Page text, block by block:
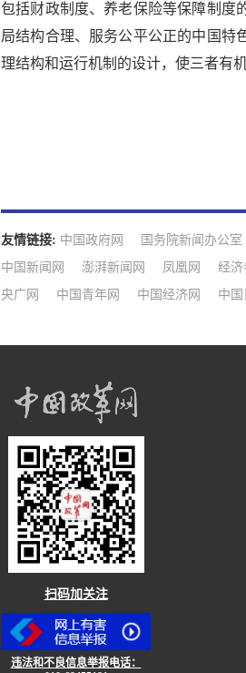
包括财政制度、养老保险等保障制度
局结构合理、服务公平公正的中国特
理结构和运行机制的设计，使三者有
友情链接: 中国政府网 国务院新闻办公室
中国新闻网
澎湃新闻网 凤凰网 经济
央广网
中国青年网 中国经济网 中国
扫码加关注
违法和不良信息举报电话：